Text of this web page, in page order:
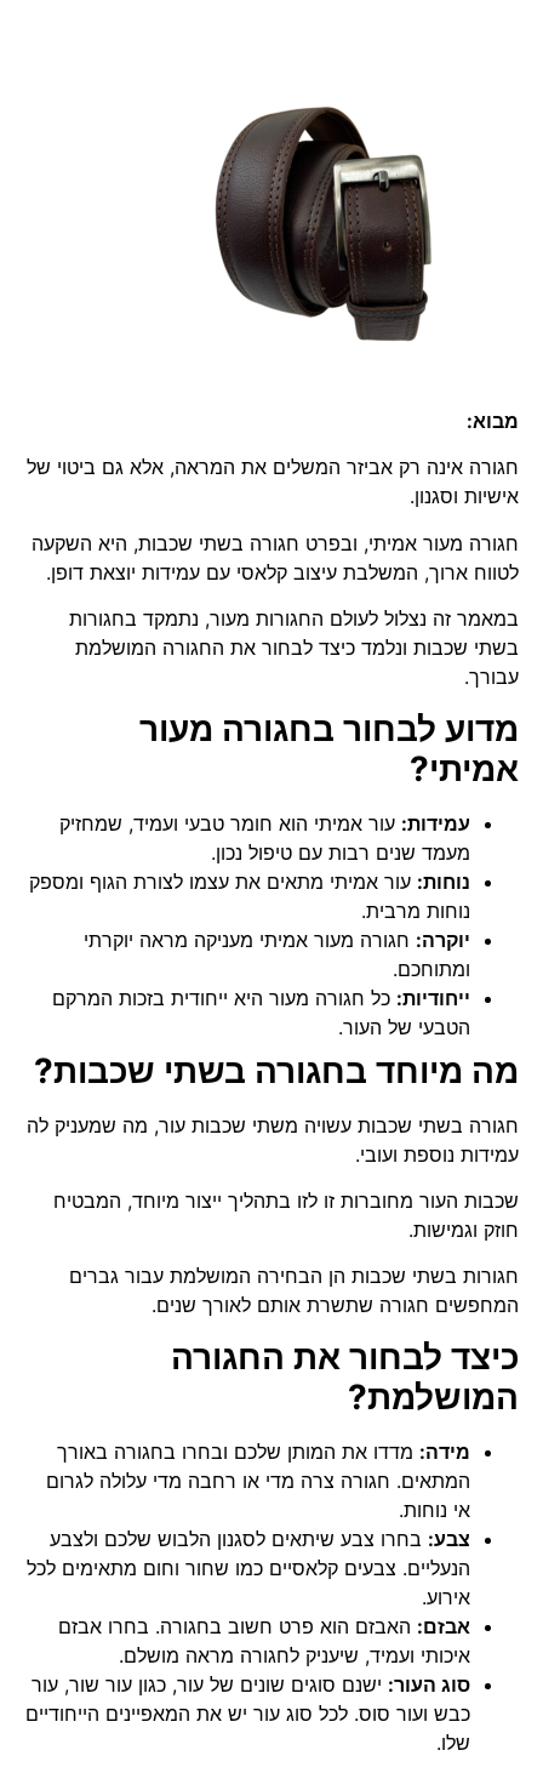
מבוא:
חגורה אינה רק אביזר המשלים את המראה, אלא גם ביטוי של
אישיות וסגנון.
חגורה מעור אמיתי, ובפרט חגורה בשתי שכבות, היא השקעה
לטווח ארוך, המשלבת עיצוב קלאסי עם עמידות יוצאת דופן.
במאמר זה נצלול לעולם החגורות מעור, נתמקד בחגורות
בשתי שכבות ונלמד כיצד לבחור את החגורה המושלמת
עבורך.
מדוע לבחור בחגורה מעור
אמיתי?
עמידות: עור אמיתי הוא חומר טבעי ועמיד, שמחזיק
מעמד שנים רבות עם טיפול נכון.
נוחות: עור אמיתי מתאים את עצמו לצורת הגוף ומספק
נוחות מרבית.
יוקרה: חגורה מעור אמיתי מעניקה מראה יוקרתי
ומתוחכם.
ייחודיות: כל חגורה מעור היא ייחודית בזכות המרקם
הטבעי של העור.
מה מיוחד בחגורה בשתי שכבות?
חגורה בשתי שכבות עשויה משתי שכבות עור, מה שמעניק לה
עמידות נוספת ועובי.
שכבות העור מחוברות זו לזו בתהליך ייצור מיוחד, המבטיח
חוזק וגמישות.
חגורות בשתי שכבות הן הבחירה המושלמת עבור גברים
המחפשים חגורה שתשרת אותם לאורך שנים.
כיצד לבחור את החגורה
המושלמת?
מידה: מדדו את המותן שלכם ובחרו בחגורה באורך
המתאים. חגורה צרה מדי או רחבה מדי עלולה לגרום
אי נוחות.
צבע: בחרו צבע שיתאים לסגנון הלבוש שלכם ולצבע
הנעליים. צבעים קלאסיים כמו שחור וחום מתאימים לכל
אירוע.
אבזם: האבזם הוא פרט חשוב בחגורה. בחרו אבזם
איכותי ועמיד, שיעניק לחגורה מראה מושלם.
סוג העור: ישנם סוגים שונים של עור, כגון עור שור, עור
כבש ועור סוס. לכל סוג עור יש את המאפיינים הייחודיים
שלו.